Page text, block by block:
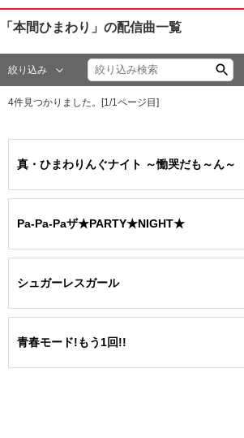
カラオケ＠DAM
ユーザー検索
DAMの新曲・ランキング
自宅でカラオケ歌い放題
「本間ひまわり」 の配信曲一覧
絞り込み
4件見つかりました。[1 /1 ページ目]
真・ひまわりんぐナイト ～慟哭だも～ん～
Pa-Pa-Paザ★PARTY★NIGHT★
シュガーレスガール
青春モード!もう1回!!